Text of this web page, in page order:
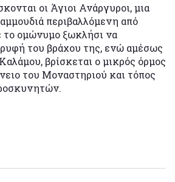
οι Άγιοι Ανάργυροι, μια
περιβαλλόμενη από
το ομώνυμο ξωκλήσι να
του βράχου της, ενώ αμέσως
βρίσκεται ο μικρός όρμος
του Μοναστηριού και τόπος